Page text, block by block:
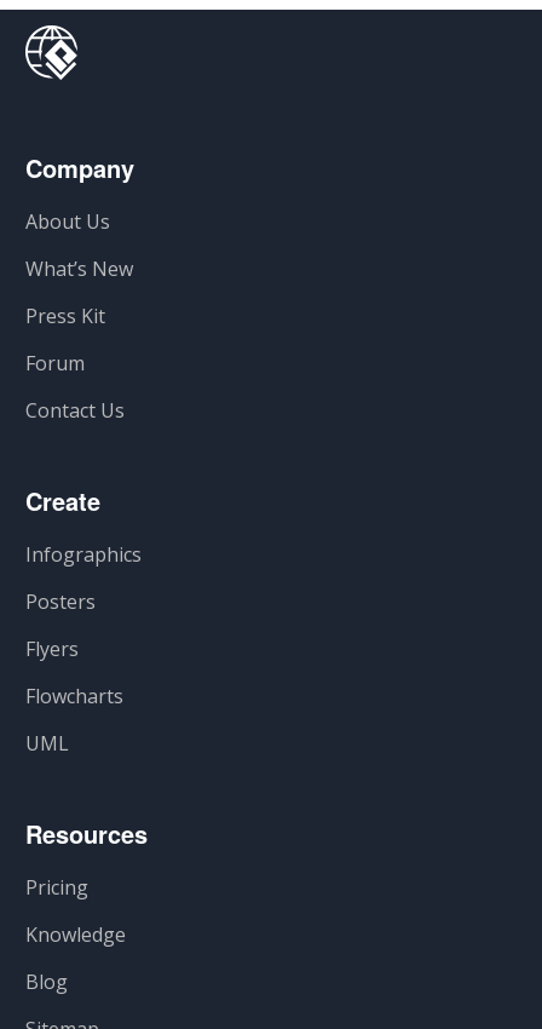
Company
About Us
What’s New
Press Kit
Forum
Contact Us
Create
Infographics
Posters
Flyers
Flowcharts
UML
Resources
Pricing
Knowledge
Blog